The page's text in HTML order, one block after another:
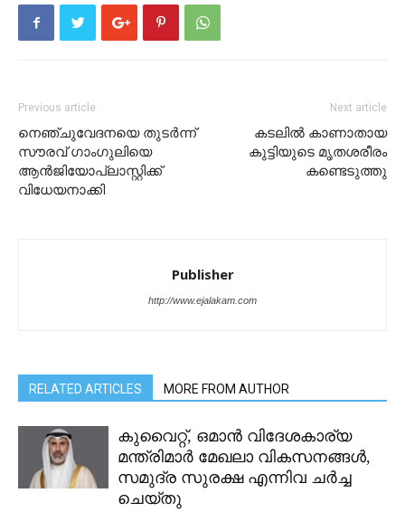
Previous article
നെഞ്ചുവേദനയെ തുടർന്ന്
സൗരവ് ഗാംഗുലിയെ
ആൻജിയോപ്ലാസ്റ്റിക്ക്
വിധേയനാക്കി
Next article
കടലിൽ കാണാതായ
കുട്ടിയുടെ മൃതശരീരം
കണ്ടെടുത്തു
Publisher
http://www.ejalakam.com
RELATED ARTICLES MORE FROM AUTHOR
കുവൈറ്റ്, ഒമാൻ വിദേശകാര്യ
മന്ത്രിമാർ മേഖലാ വികസനങ്ങൾ,
സമുദ്ര സുരക്ഷ എന്നിവ ചർച്ച
ചെയ്തു